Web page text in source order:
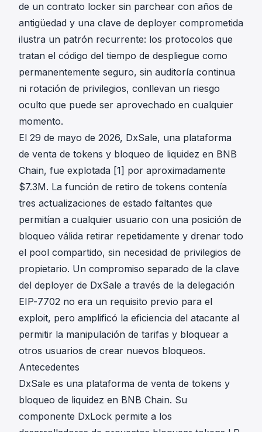
de un contrato locker sin parchear con años de
antigüedad y una clave de deployer comprometida
ilustra un patrón recurrente: los protocolos que
tratan el código del tiempo de despliegue como
permanentemente seguro, sin auditoría continua
ni rotación de privilegios, conllevan un riesgo
oculto que puede ser aprovechado en cualquier
momento.
El 29 de mayo de 2026, DxSale, una plataforma
de venta de tokens y bloqueo de liquidez en BNB
Chain, fue explotada [1] por aproximadamente
$7.3M. La función de retiro de tokens contenía
tres actualizaciones de estado faltantes que
permitían a cualquier usuario con una posición de
bloqueo válida retirar repetidamente y drenar todo
el pool compartido, sin necesidad de privilegios de
propietario. Un compromiso separado de la clave
del deployer de DxSale a través de la delegación
EIP-7702 no era un requisito previo para el
exploit, pero amplificó la eficiencia del atacante al
permitir la manipulación de tarifas y bloquear a
otros usuarios de crear nuevos bloqueos.
Antecedentes
DxSale es una plataforma de venta de tokens y
bloqueo de liquidez en BNB Chain. Su
componente DxLock permite a los